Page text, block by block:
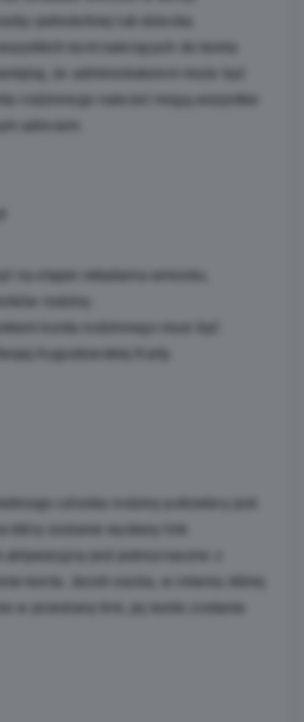
pełnoletniej lub dziecka.
kont należących do konta
że administratorem może być
adresem.
na etapie składania wniosku,
rodziny.
konta rodzinnego musi być
Augustowskiej Karty.